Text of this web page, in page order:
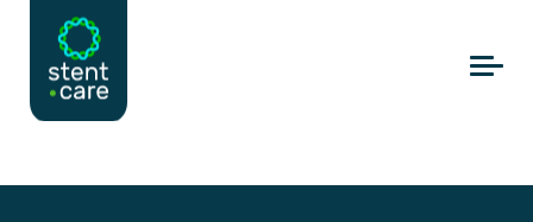
Skip to main content